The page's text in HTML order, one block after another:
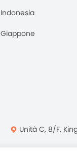
Indonesia
Giappone
Unità C, 8/F,